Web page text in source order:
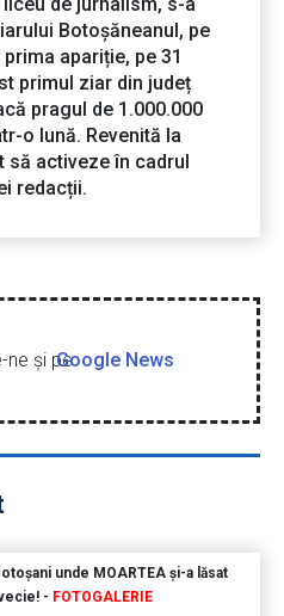
Botoșăneanul, pe
apariție, pe 31
primul ziar din județ
pragul de 1.000.000
o lună. Revenită la
să activeze în cadrul
redacții.
ne şi peGoogle News
unde MOARTEA și-a lăsat
- FOTOGALERIE